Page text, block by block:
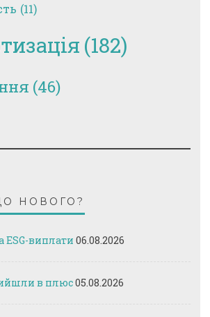
(11)
(182)
(46)
НОВОГО?
ESG-виплати 06.08.2026
в плюс05.08.2026